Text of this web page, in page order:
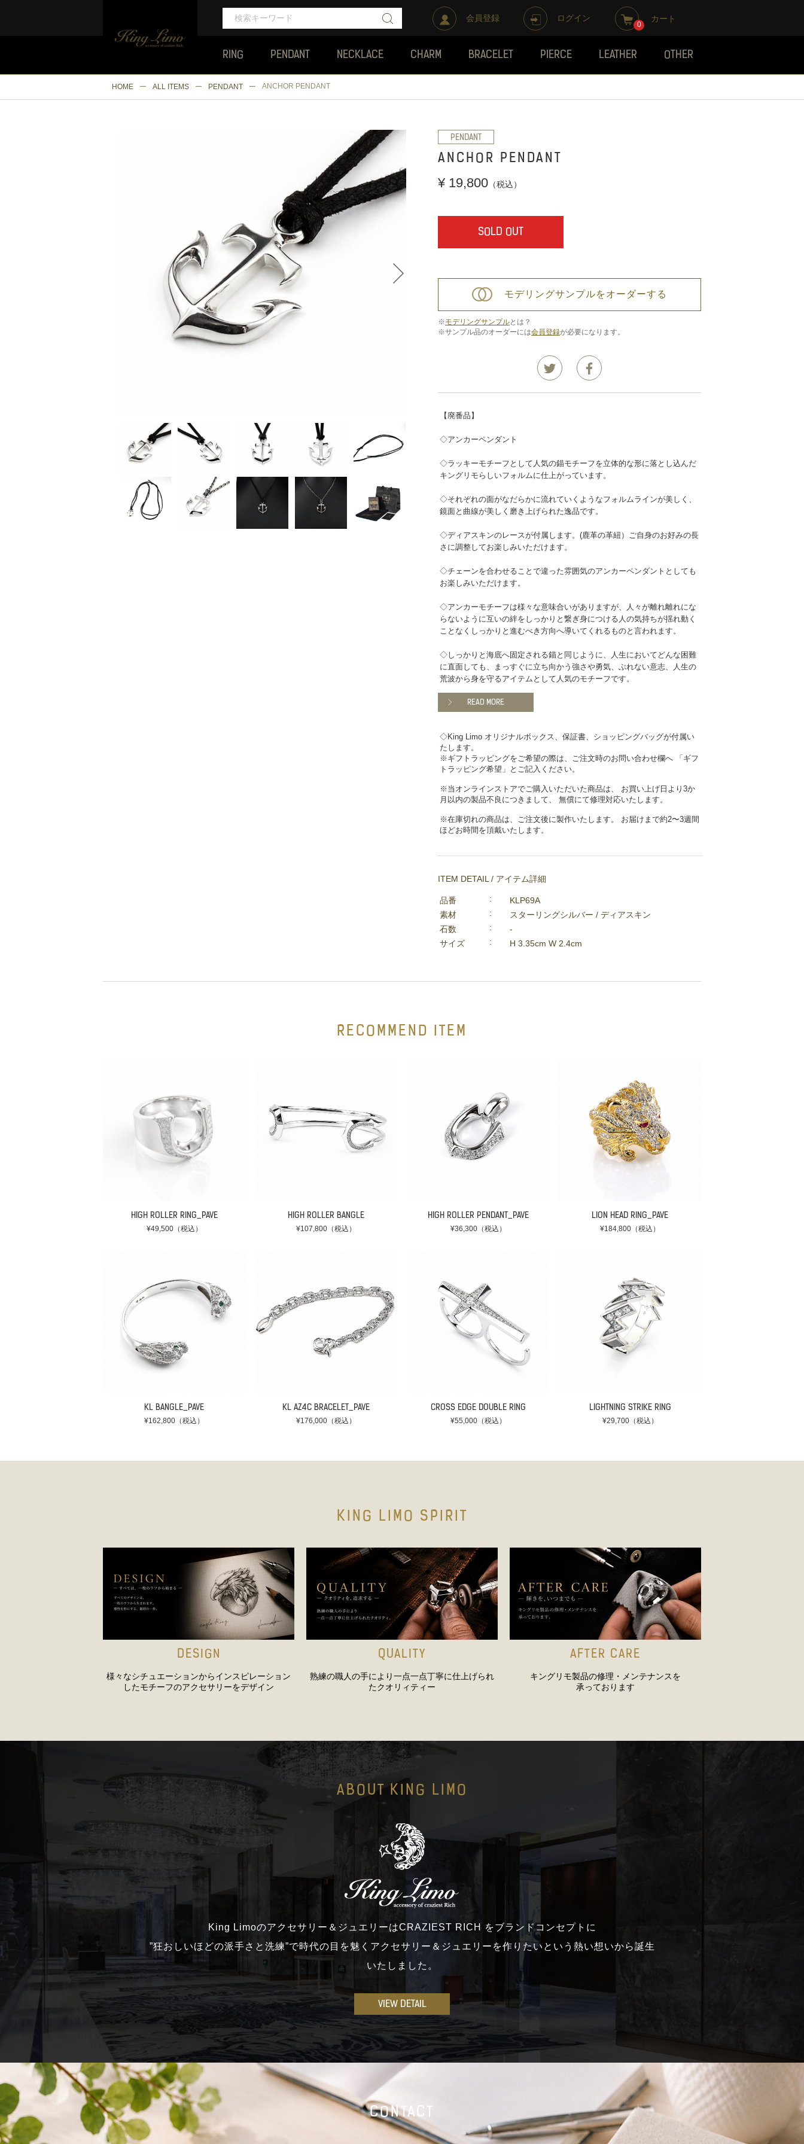
0
カート
会員登録 ログイン
RING PENDANT NECKLACE CHARM BRACELET PIERCE LEATHER OTHER
HOME ALL ITEMS PENDANT ANCHOR PENDANT
PENDANT
ANCHOR PENDANT
¥ 19,800 （税込）
SOLD OUT
モデリングサンプルをオーダーする
※モデリングサンプルとは？
※サンプル品のオーダーには会員登録が必要になります。
【廃番品】
◇アンカーペンダント
◇ラッキーモチーフとして人気の錨モチーフを立体的な形に落とし込んだ
キングリモらしいフォルムに仕上がっています。
◇それぞれの面がなだらかに流れていくようなフォルムラインが美しく、
鏡面と曲線が美しく磨き上げられた逸品です。
◇ディアスキンのレースが付属します。(鹿革の革紐）ご自身のお好みの長
さに調整してお楽しみいただけます。
◇チェーンを合わせることで違った雰囲気のアンカーペンダントとしても
お楽しみいただけます。
◇アンカーモチーフは様々な意味合いがありますが、人々が離れ離れにな
らないように互いの絆をしっかりと繋ぎ身につける人の気持ちが揺れ動く
ことなくしっかりと進むべき方向へ導いてくれるものと言われます。
◇しっかりと海底へ固定される錨と同じように、人生においてどんな困難
に直面しても、まっすぐに立ち向かう強さや勇気、ぶれない意志、人生の
荒波から身を守るアイテムとして人気のモチーフです。
READ MORE
◇King Limo オリジナルボックス、保証書、ショッピングバッグが付属い
たします。
※ギフトラッピングをご希望の際は、ご注文時のお問い合わせ欄へ 「ギフ
トラッピング希望」とご記入ください。
※当オンラインストアでご購入いただいた商品は、 お買い上げ日より3か
月以内の製品不良につきまして、 無償にて修理対応いたします。
※在庫切れの商品は、ご注文後に製作いたします。 お届けまで約2〜3週間
ほどお時間を頂戴いたします。
ITEM DETAIL / アイテム詳細
品番
KLP69A
素材
スターリングシルバー / ディアスキン
石数
-
サイズ
H 3.35cm W 2.4cm
RECOMMEND ITEM
HIGH ROLLER RING_PAVE
¥49,500（税込）
HIGH ROLLER BANGLE
¥107,800（税込）
HIGH ROLLER PENDANT_PAVE
¥36,300（税込）
LION HEAD RING_PAVE
¥184,800（税込）
KL BANGLE_PAVE
¥162,800（税込）
KL AZ4C BRACELET_PAVE
¥176,000（税込）
CROSS EDGE DOUBLE RING
¥55,000（税込）
LIGHTNING STRIKE RING
¥29,700（税込）
KING LIMO SPIRIT
DESIGN
様々なシチュエーションからインスピレーション
したモチーフのアクセサリーをデザイン
QUALITY
熟練の職人の手により一点一点丁寧に仕上げられ
たクオリィティー
AFTER CARE
キングリモ製品の修理・メンテナンスを
承っております
ABOUT KING LIMO
King Limoのアクセサリー＆ジュエリーはCRAZIEST RICH をブランドコンセプトに
”狂おしいほどの派手さと洗練”で時代の目を魅くアクセサリー＆ジュエリーを作りたいという熱い想いから誕生
いたしました。
VIEW DETAIL
CONTACT